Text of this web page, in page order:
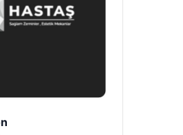
Club